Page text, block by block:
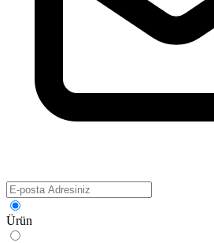
Ürün